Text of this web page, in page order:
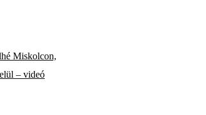
Miskolcon,
– videó